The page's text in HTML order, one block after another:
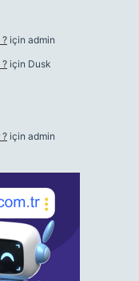
? için admin
? için Dusk
? için admin